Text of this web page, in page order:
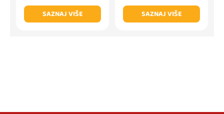
SAZNAJ VIŠE
SAZNAJ VIŠE